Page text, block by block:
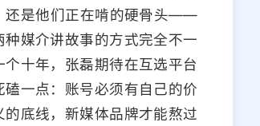
还是他们正在啃的硬骨头——
媒介讲故事的方式完全不一
十年，张磊期待在互选平台
一点：账号必须有自己的价
底线，新媒体品牌才能熬过